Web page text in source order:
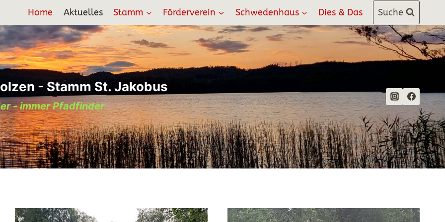
Home Aktuelles Stamm Förderverein Schwedenhaus Dies & Das Suche
- Stamm St. Jakobus
- immer Pfadfinder